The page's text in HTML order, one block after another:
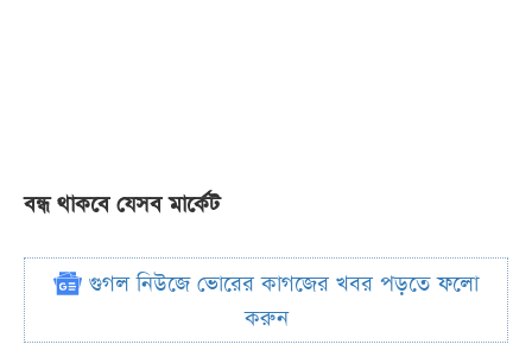
বন্ধ থাকবে যেসব মার্কেট
গুগল নিউজে ভোরের কাগজের খবর পড়তে ফলো
করুন